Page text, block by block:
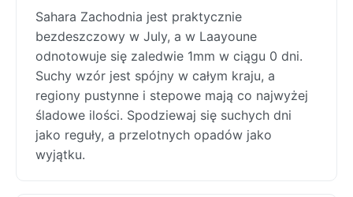
Sahara Zachodnia jest praktycznie
bezdeszczowy w July, a w Laayoune
odnotowuje się zaledwie 1mm w ciągu 0 dni.
Suchy wzór jest spójny w całym kraju, a
regiony pustynne i stepowe mają co najwyżej
śladowe ilości. Spodziewaj się suchych dni
jako reguły, a przelotnych opadów jako
wyjątku.